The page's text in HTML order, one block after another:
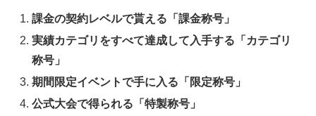
課金の契約レベルで貰える「課金称号」
実績カテゴリをすべて達成して入手する「カテゴリ
称号」
期間限定イベントで手に入る「限定称号」
公式大会で得られる「特製称号」